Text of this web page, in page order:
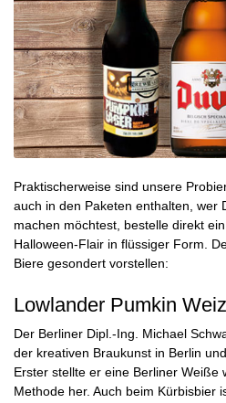
Praktischerweise sind unsere
auch in den Paketen enthalten, wer
machen möchtest, bestelle direkt
Halloween-Flair in flüssiger Form.
Biere gesondert vorstellen:
Lowlander Pumkin
Der Berliner Dipl.-Ing. Michael
der kreativen Braukunst in Berlin
Erster stellte er eine Berliner Weiße
Methode her. Auch beim Kürbisbier